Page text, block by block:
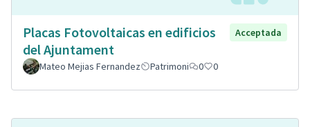
Placas Fotovoltaicas en edificios
del Ajuntament
Acceptada
Mateo Mejias Fernandez Patrimoni 0 0